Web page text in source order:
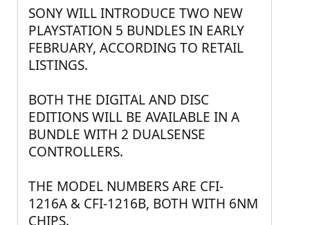
SONY WILL INTRODUCE TWO NEW
PLAYSTATION 5 BUNDLES IN EARLY
FEBRUARY, ACCORDING TO RETAIL
LISTINGS.
BOTH THE DIGITAL AND DISC
EDITIONS WILL BE AVAILABLE IN A
BUNDLE WITH 2 DUALSENSE
CONTROLLERS.
THE MODEL NUMBERS ARE CFI-
1216A & CFI-1216B, BOTH WITH 6NM